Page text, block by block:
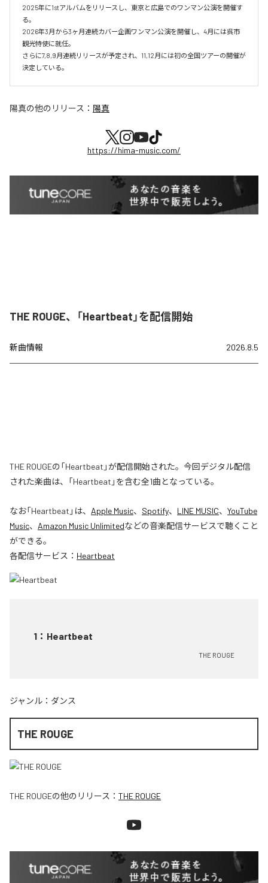
2025年に1stアルバムをリリースし、東京と広島でのワンマン公演を開催す
る。
2026年3月から3ヶ月連続カバー企画ワンマン公演を開催し、4月には呉市
観光特使に就任。
さらに7,8,9月連続リリースが予定され、11,12月には初の全国ツアーの開催が
決定している。
陽真の他のリリース： 陽真
https://hima-music.com/
THE ROUGE、「Heartbeat」を配信開始
新曲情報 2026.8.5
THE ROUGEの「Heartbeat」が配信開始された。今回デジタル配信
された楽曲は、「Heartbeat」を含む全1曲となっている。
なお「Heartbeat 」は、 Apple Music、 Spotify、 LINE MUSIC、 YouTube
Music、 Amazon Music Unlimitedなどの音楽配信サービスで聴くこと
ができる。
各配信サービス： Heartbeat
1 ： Heartbeat
THE ROUGE
ジャンル： ダンス
THE ROUGE
THE ROUGEの他のリリース： THE ROUGE